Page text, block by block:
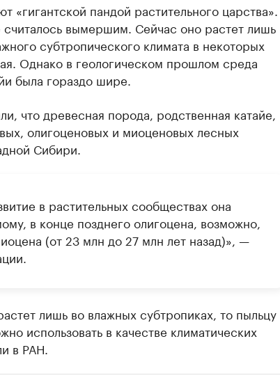
«гигантской пандой растительного царства».
считалось вымершим. Сейчас оно растет лишь
субтропического климата в некоторых
Однако в геологическом прошлом среда
была гораздо шире.
что древесная порода, родственная катайе,
олигоценовых и миоценовых лесных
Сибири.
в растительных сообществах она
в конце позднего олигоцена, возможно,
(от 23 млн до 27 млн лет назад)», —
лишь во влажных субтропиках, то пыльцу
использовать в качестве климатических
в РАН.